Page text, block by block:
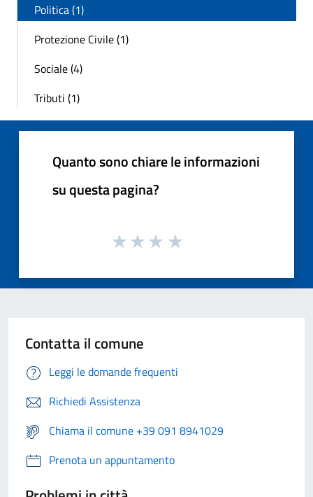
Politica (1)
Protezione Civile (1)
Sociale (4)
Tributi (1)
Quanto sono chiare le informazioni
su questa pagina?
Contatta il comune
Leggi le domande frequenti
Richiedi Assistenza
Chiama il comune +39 091 8941029
Prenota un appuntamento